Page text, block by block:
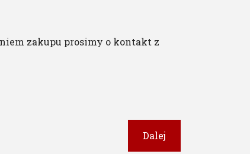
zakupu prosimy o kontakt z
Dalej